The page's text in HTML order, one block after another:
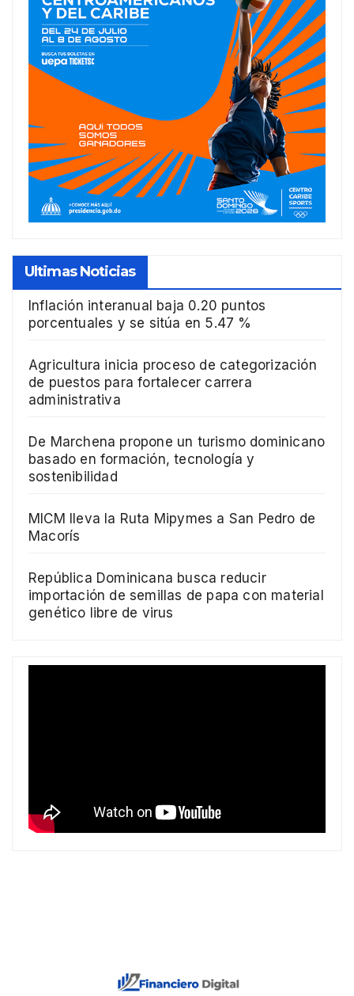
Ultimas Noticias
Inflación interanual baja 0.20 puntos
porcentuales y se sitúa en 5.47 %
Agricultura inicia proceso de categorización
de puestos para fortalecer carrera
administrativa
De Marchena propone un turismo dominicano
basado en formación, tecnología y
sostenibilidad
MICM lleva la Ruta Mipymes a San Pedro de
Macorís
República Dominicana busca reducir
importación de semillas de papa con material
genético libre de virus